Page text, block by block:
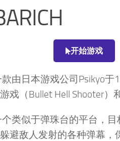
开始游戏
款由日本游戏公司Psikyo
戏（Bullet Hell Shooter）
个类似于弹珠台的平台，
避敌人发射的各种弹幕，